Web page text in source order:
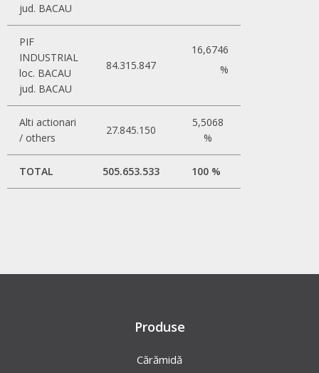
jud. BACAU
PIF
INDUSTRIAL
loc. BACAU
jud. BACAU
84.315.847
16,6746
%
Alti actionari
/ others
27.845.150
5,5068
%
TOTAL 505.653.533 100 %
Produse
Cărămidă